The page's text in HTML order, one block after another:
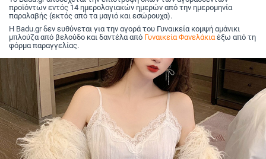
προϊόντων εντός 14 ημερολογιακών ημερών από την ημερομηνία
παραλαβής (εκτός από τα μαγιό και εσώρουχα).
Η Badu.gr δεν ευθύνεται για την αγορά του Γυναικεία κομψή αμάνικι
μπλούζα από βελούδο και δαντέλα από Γυναικεία Φανελάκιαέξω από τη
φόρμα παραγγελίας.